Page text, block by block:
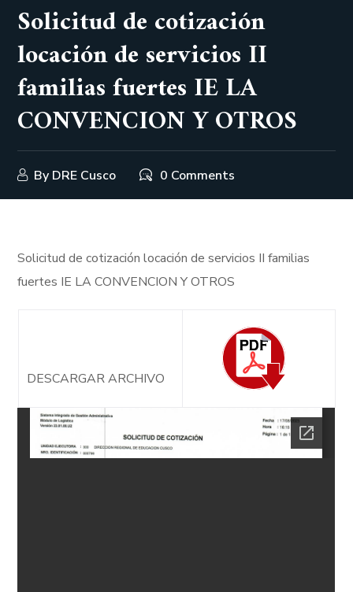
Solicitud de cotización
locación de servicios II
familias fuertes IE LA
CONVENCION Y OTROS
By DRE Cusco 0 Comments
Solicitud de cotización locación de servicios II familias
fuertes IE LA CONVENCION Y OTROS
DESCARGAR ARCHIVO